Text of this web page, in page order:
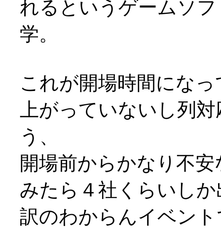
れるというゲームソ
学。
これが開場時間にな
上がっていないし列
う、
開場前からかなり不
みたら４社くらいし
訳のわからんイベン